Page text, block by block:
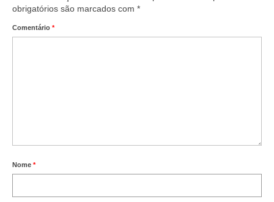
obrigatórios são marcados com *
Comentário *
Nome *